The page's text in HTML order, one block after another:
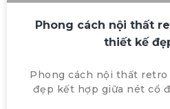
Phong cách nội thất
thiết kế
Phong cách nội thất
đẹp kết hợp giữa nét cổ